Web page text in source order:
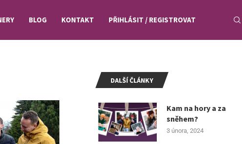
BLOG KONTAKT PŘIHLÁSIT / REGISTROVAT
DALŠÍ ČLÁNKY
Kam na hory a za
sněhem?
3 února, 2024